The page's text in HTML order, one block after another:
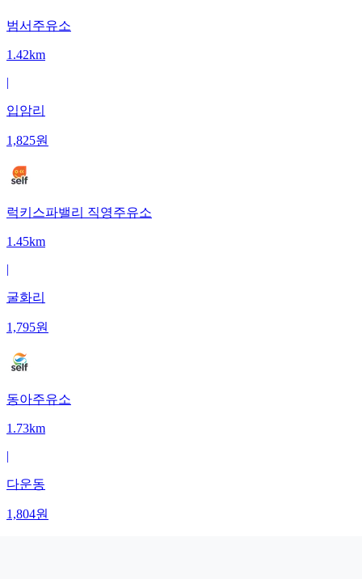
범서주유소
1.42km
|
입암리
1,825원
럭키스파밸리 직영주유소
1.45km
|
굴화리
1,795원
동아주유소
1.73km
|
다운동
1,804원